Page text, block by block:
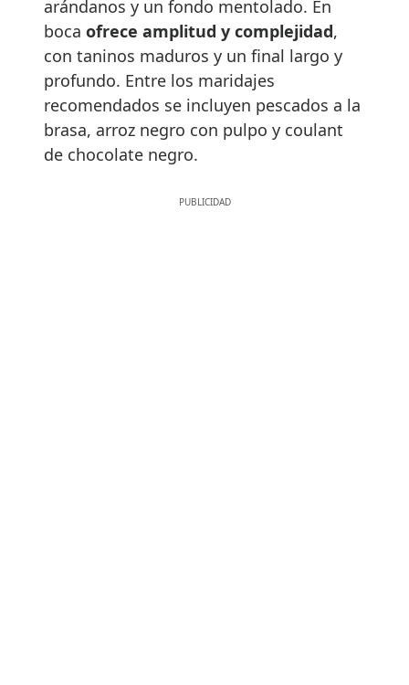
arándanos y un fondo mentolado. En
boca ofrece amplitud y complejidad,
con taninos maduros y un final largo y
profundo. Entre los maridajes
recomendados se incluyen pescados a la
brasa, arroz negro con pulpo y coulant
de chocolate negro.